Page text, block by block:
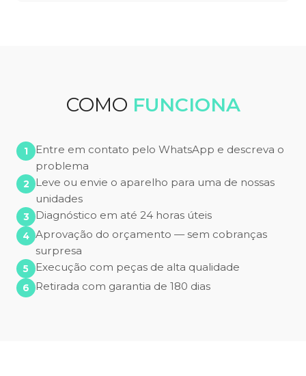
COMO FUNCIONA
Entre em contato pelo WhatsApp e descreva o
problema
Leve ou envie o aparelho para uma de nossas
unidades
Diagnóstico em até 24 horas úteis
Aprovação do orçamento — sem cobranças
surpresa
Execução com peças de alta qualidade
Retirada com garantia de 180 dias